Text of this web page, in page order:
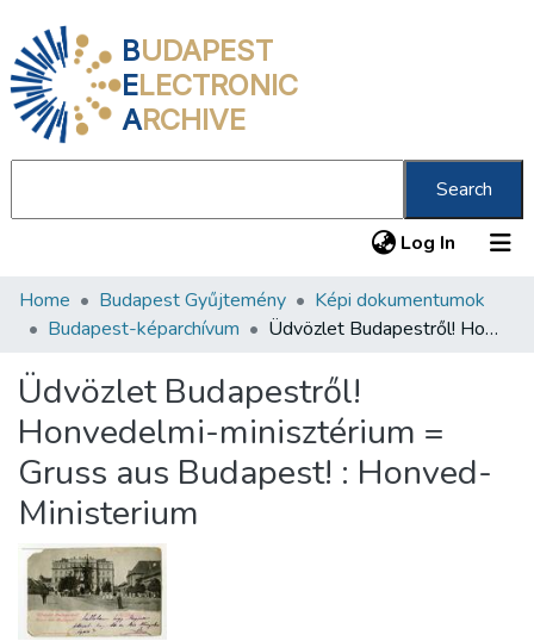
BUDAPEST
ELECTRONIC
ARCHIVE
Search
Log In (current)
Communities & Collections
Statistics
About us
Home Budapest Gyűjtemény
Képi dokumentumok
Budapest-képarchívum
Üdvözlet Budapestről! Honvedelmi-minisztérium = Gruss aus Budapest! : Honved-Ministerium
Üdvözlet Budapestről!
Honvedelmi-minisztérium =
Gruss aus Budapest! : Honved-
Ministerium